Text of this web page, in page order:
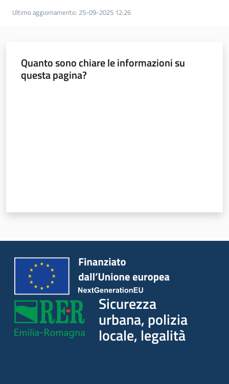
Ultimo aggiornamento: 25-09-2025 12:26
Quanto sono chiare le informazioni su
questa pagina?
Sicurezza
urbana, polizia
locale, legalità